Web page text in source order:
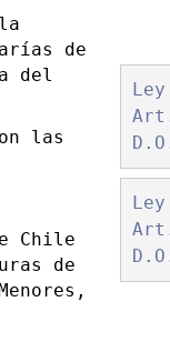
de
del
las
Chile
de